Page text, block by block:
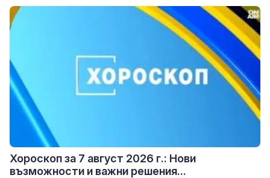
Хороскоп за 7 август 2026 г.: Нови
възможности и важни решения...